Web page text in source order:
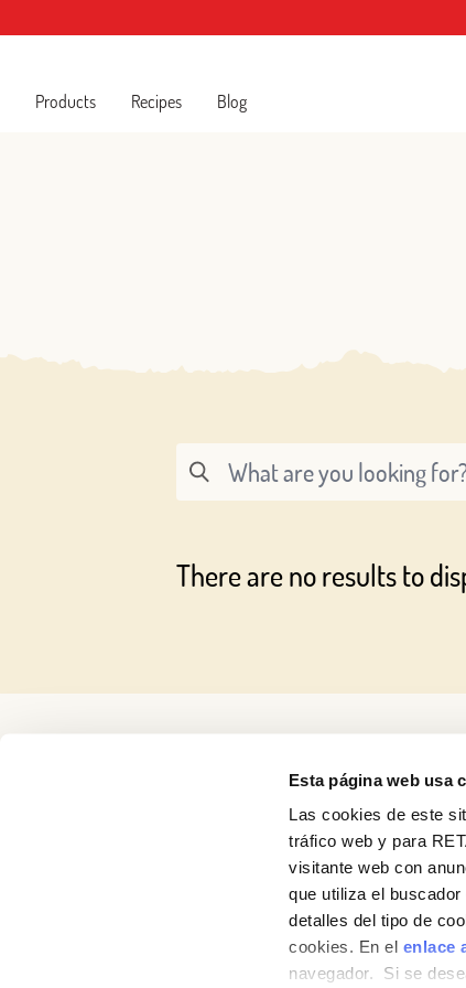
Esta página web usa
Las cookies de este
tráfico web y para
visitante web con
que utiliza el
detalles del tipo de
cookies. En el enlace
navegador. Si se
Products Recipes Blog
There are no results to